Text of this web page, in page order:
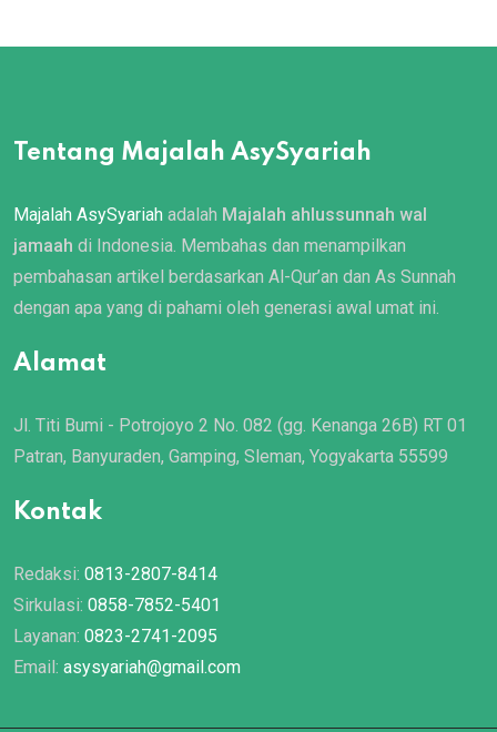
Tentang Majalah AsySyariah
Majalah AsySyariah adalah Majalah ahlussunnah wal
jamaah di Indonesia. Membahas dan menampilkan
pembahasan artikel berdasarkan Al-Qur’an dan As Sunnah
dengan apa yang di pahami oleh generasi awal umat ini.
Alamat
Jl. Titi Bumi - Potrojoyo 2 No. 082 (gg. Kenanga 26B) RT 01
Patran, Banyuraden, Gamping, Sleman, Yogyakarta 55599
Kontak
Redaksi: 0813-2807-8414
Sirkulasi: 0858-7852-5401
Layanan: 0823-2741-2095
Email: asysyariah@gmail.com